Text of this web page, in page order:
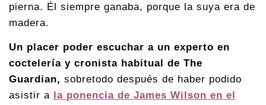
pierna. Él siempre ganaba, porque la suya era de
madera.
Un placer poder escuchar a un experto en
coctelería y cronista habitual de The
Guardian, sobretodo después de haber podido
asistir a
la ponencia de James Wilson en el